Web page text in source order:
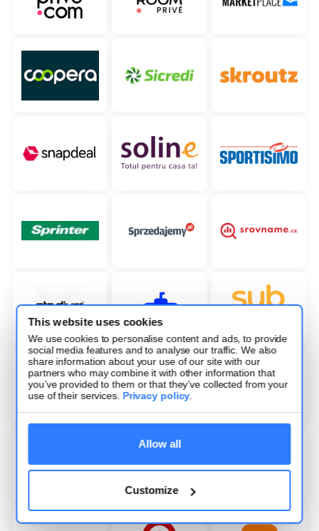
This website uses cookies
We use cookies to personalise content and ads, to provide
social media features and to analyse our traffic. We also
share information about your use of our site with our
partners who may combine it with other information that
you’ve provided to them or that they’ve collected from your
use of their services. Privacy policy.
Allow all
Customize